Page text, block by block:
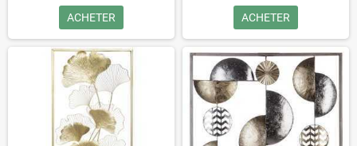
ACHETER ACHETER